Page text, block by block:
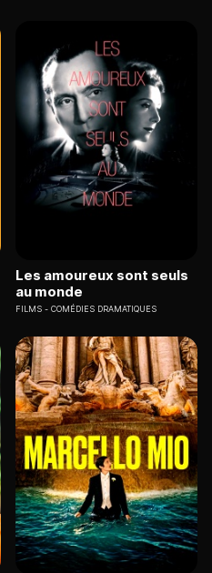
Les amoureux sont seuls
au monde
FILMS COMÉDIES DRAMATIQUES